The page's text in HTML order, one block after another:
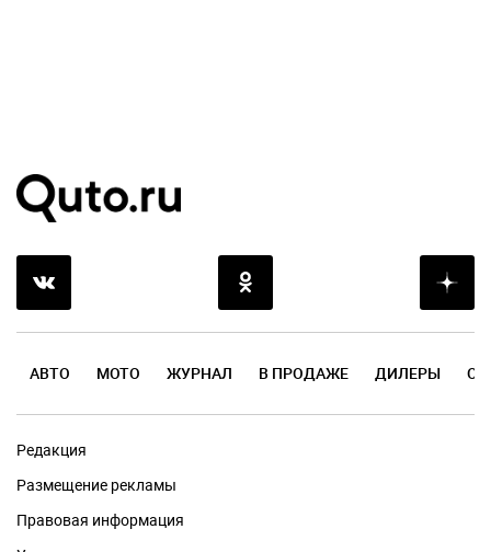
АВТО МОТО ЖУРНАЛ В ПРОДАЖЕ ДИЛЕРЫ
Редакция
Размещение рекламы
Правовая информация